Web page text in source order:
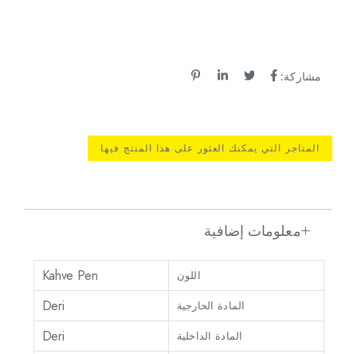
مشاركة:
المتاجر التي يمكنك العثور على هذا المنتج فيها
معلومات إضافية
اللون Kahve Pen
المادة الخارجية Deri
المادة الداخلية Deri